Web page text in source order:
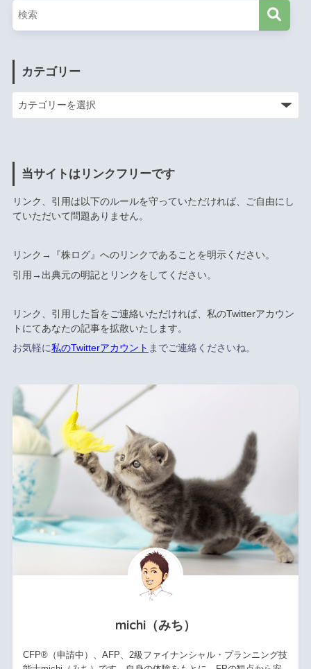
カテゴリー
当サイトはリンクフリーです
リンク、引用は以下のルールを守っていただければ、ご自由にし
ていただいて問題ありません。
リンク→『株ログ』へのリンクであることを明示ください。
引用→出典元の明記とリンクをしてください。
リンク、引用した旨をご連絡いただければ、私のTwitterアカウン
トにてあなたの記事を拡散いたします。
お気軽に私のTwitterアカウント までご連絡くださいね。
michi（みち）
CFP®（申請中）、AFP、2級ファイナンシャル・プランニング技